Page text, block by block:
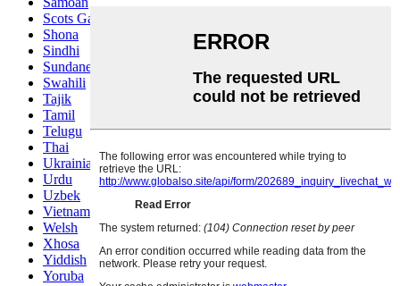
Scots Gaelic
Shona
Sindhi
Sundanese
Swahili
Tajik
Tamil
Telugu
Thai
Ukrainian
Urdu
Uzbek
Vietnamese
Welsh
Xhosa
Yiddish
Yoruba